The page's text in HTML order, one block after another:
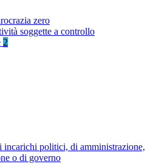
zero
soggette a controllo
2
incarichi politici, di amministrazione,
o di governo